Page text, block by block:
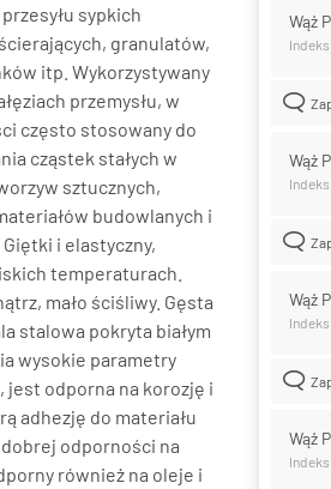
sypkich
granulatów,
itp. Wykorzystywany
przemysłu, w
często stosowany do
cząstek stałych w
sztucznych,
budowlanych i
i elastyczny,
temperaturach.
mało ściśliwy. Gęsta
stalowa pokryta białym
wysokie parametry
jest odporna na korozję i
adhezję do materiału
dobrej odporności na
również na oleje i
Wąż
Wąż
Wąż
Wąż